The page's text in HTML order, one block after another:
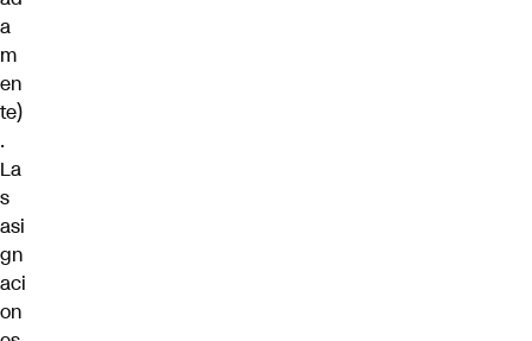
a
m
en
te)
.
La
s
asi
gn
aci
on